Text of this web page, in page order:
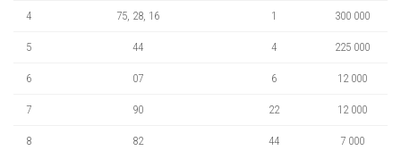
4 75, 28, 16 1 300 000
5 44 4 225 000
6 07 6 12 000
7 90 22 12 000
8 82 44 7 000